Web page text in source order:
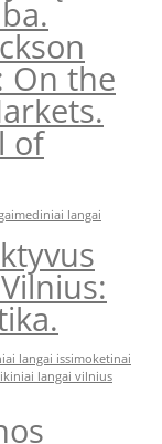
On the
of
mediniai langai
langai issimoketinai
langai vilnius